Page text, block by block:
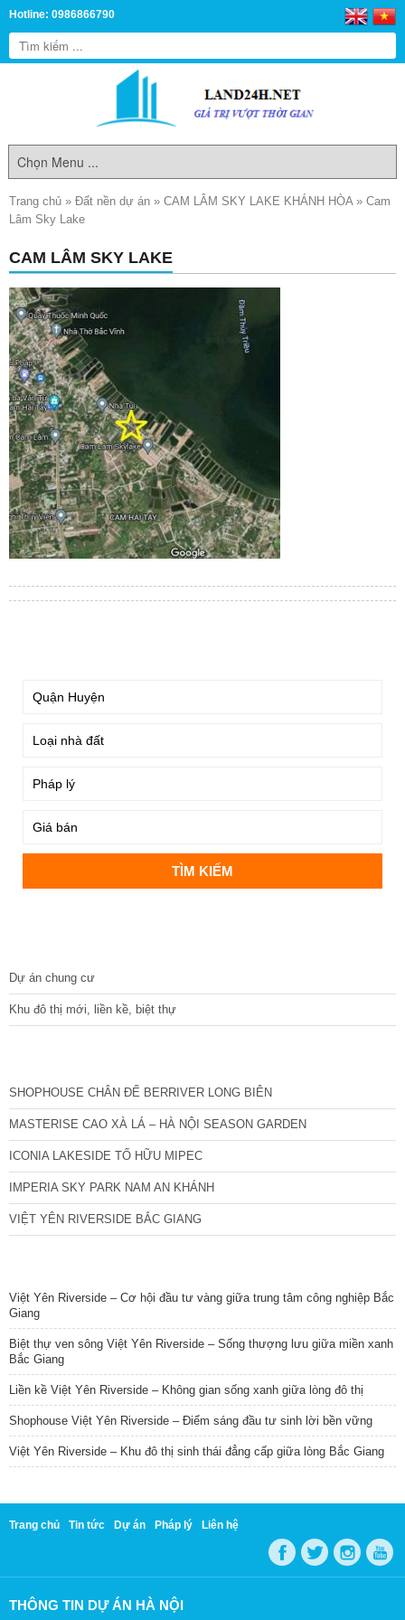
Hotline: 0986866790
Trang chủ » Đất nền dự án » CAM LÂM SKY LAKE KHÁNH HÒA» Cam
Lâm Sky Lake
CAM LÂM SKY LAKE
Dự án chung cư
Khu đô thị mới, liền kề, biệt thự
SHOPHOUSE CHÂN ĐẾ BERRIVER LONG BIÊN
MASTERISE CAO XÀ LÁ – HÀ NỘI SEASON GARDEN
ICONIA LAKESIDE TỐ HỮU MIPEC
IMPERIA SKY PARK NAM AN KHÁNH
VIỆT YÊN RIVERSIDE BẮC GIANG
Việt Yên Riverside – Cơ hội đầu tư vàng giữa trung tâm công nghiệp Bắc
Giang
Biệt thự ven sông Việt Yên Riverside – Sống thượng lưu giữa miền xanh
Bắc Giang
Liền kề Việt Yên Riverside – Không gian sống xanh giữa lòng đô thị
Shophouse Việt Yên Riverside – Điểm sáng đầu tư sinh lời bền vững
Việt Yên Riverside – Khu đô thị sinh thái đẳng cấp giữa lòng Bắc Giang
Trang chủ Tin tức Dự án Pháp lý Liên hệ
THÔNG TIN DỰ ÁN HÀ NỘI